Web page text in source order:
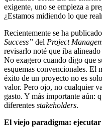
exigente, uno se empieza a
¿Estamos midiendo lo que
Recientemente se ha
Success” del Project
revisarlo noté que iba
No exagero cuando digo que
esquemas convencionales. El
éxito de un proyecto no es
valor. Pero ojo, no cualquier
gasto. Y más importante aún:
diferentes stakeholders.
El viejo paradigma: